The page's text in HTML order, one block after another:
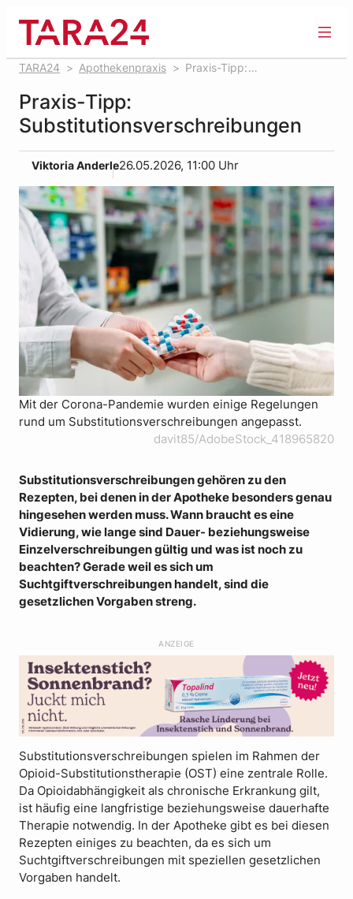
springen
TARA24 Apothekenpraxis
Praxis-Tipp:
Praxis-Tipp:
Substitutionsverschreibungen
Viktoria Anderle26.05.2026, 11:00 Uhr
Mit der Corona-Pandemie wurden einige Regelungen
rund um Substitutionsverschreibungen angepasst.
davit85/AdobeStock_418965820
Substitutionsverschreibungen gehören zu den
Rezepten, bei denen in der Apotheke besonders genau
hingesehen werden muss. Wann braucht es eine
Vidierung, wie lange sind Dauer- beziehungsweise
Einzelverschreibungen gültig und was ist noch zu
beachten? Gerade weil es sich um
Suchtgiftverschreibungen handelt, sind die
gesetzlichen Vorgaben streng.
ANZEIGE
Substitutionsverschreibungen spielen im Rahmen der
Opioid-Substitutionstherapie (OST) eine zentrale Rolle.
Da Opioidabhängigkeit als chronische Erkrankung gilt,
ist häufig eine langfristige beziehungsweise dauerhafte
Therapie notwendig. In der Apotheke gibt es bei diesen
Rezepten einiges zu beachten, da es sich um
Suchtgiftverschreibungen mit speziellen gesetzlichen
Vorgaben handelt.